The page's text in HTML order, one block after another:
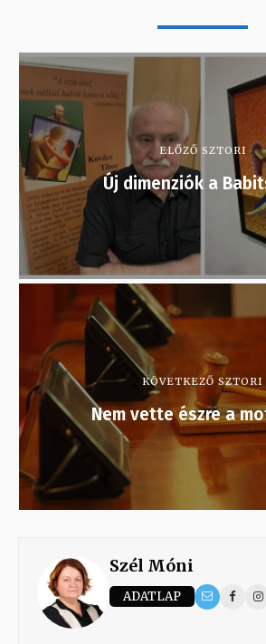
ELŐZŐ SZTORI
Új dimenziók a
KÖVETKEZŐ SZTORI
Nem vette észre a
Szél Móni
ADATLAP